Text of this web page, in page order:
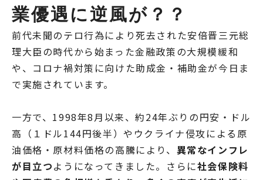
業優遇に逆風が？？
前代未聞のテロ行為により死去された安倍晋三元総
理大臣の時代から始まった金融政策の大規模緩和
や、コロナ禍対策に向けた助成金・補助金が今日ま
で実施されています。
一方で、1998年8月以来、約24年ぶりの円安・ドル
高（１ドル144円後半）やウクライナ侵攻による原
油価格・原材料価格の高騰により、 異常なインフレ
が目立つようになってきました。さらに社会保険料